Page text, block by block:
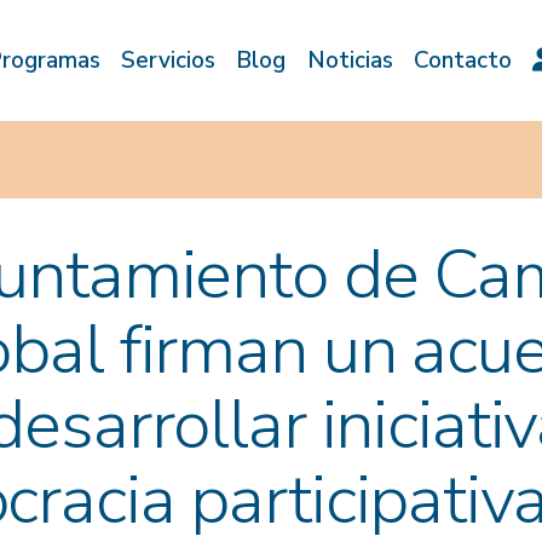
Servicios Blog Noticias Contacto
de
firman un